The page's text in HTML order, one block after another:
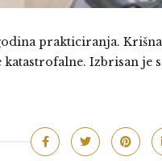
prakticiranja. Krišna
Izbrisan je s